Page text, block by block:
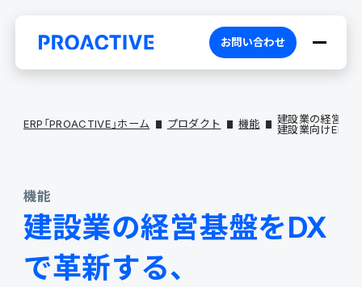
お問い合わせ
ERP「PROACTIVE」ホーム プロダクト 機能
建設業の経営基
建設業向けERP
機能
建設業の経営基盤をDX
で革新する、